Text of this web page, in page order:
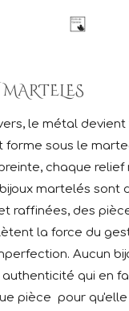
le métal
forme sous le
chaque
martelés sont
raffinées, des
la force du
Aucun
qui en
pièce pour